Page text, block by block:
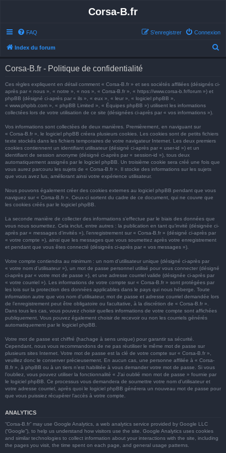
Corsa-B.fr
FAQ Connexion
S’enregistrer
Index du forum
Corsa-B.fr - Politique de confidentialité
Ces règles expliquent en détail comment « Corsa-B.fr » et ses sociétés affiliées (désignés ci-
après par « nous », « notre », « nos », « Corsa-B.fr », « https://www.corsa-b.fr/forum ») et
phpBB (désigné ci-après par « ils », « eux », « leur », « logiciel phpBB »,
« www.phpbb.com », « phpBB Limited », « Équipes phpBB ») utilisent les informations
collectées lors de votre utilisation de ce site (désignées ci-après par « vos informations »).
Vos informations sont collectées de deux manières. Premièrement, en naviguant sur
« Corsa-B.fr », le logiciel phpBB créera plusieurs cookies. Les cookies sont de petits fichiers
texte stockés dans les fichiers temporaires de votre navigateur Internet. Les deux premiers
cookies contiennent un identifiant utilisateur (désigné ci-après par « user-id ») et un
identifiant de session anonyme (désigné ci-après par « session-id »), tous deux
automatiquement assignés par le logiciel phpBB. Un troisième cookie sera créé une fois que
vous aurez parcouru les sujets de « Corsa-B.fr ». Il stocke des informations sur les sujets
que vous avez lus, améliorant ainsi votre expérience utilisateur.
Nous pouvons également créer des cookies externes au logiciel phpBB pendant que vous
naviguez sur « Corsa-B.fr ». Ceux-ci sortent du cadre de ce document, qui ne couvre que
les cookies créés par le logiciel phpBB.
La seconde manière de collecter des informations s’effectue par le biais des données que
vous nous soumettez. Cela inclut, entre autres : la publication en tant qu’invité (désignée ci-
après par « messages d’invités »), l’enregistrement sur « Corsa-B.fr » (désigné ci-après par
« votre compte »), ainsi que les messages que vous soumettez après votre enregistrement
et pendant que vous êtes connecté (désignés ci-après par « vos messages »).
Votre compte contiendra au minimum : un nom d’utilisateur unique (désigné ci-après par
« votre nom d’utilisateur »), un mot de passe personnel utilisé pour vous connecter (désigné
ci-après par « votre mot de passe »), et une adresse courriel valide (désignée ci-après par
« votre courriel »). Les informations de votre compte sur « Corsa-B.fr » sont protégées par
les lois sur la protection des données applicables dans le pays qui nous héberge. Toute
information autre que vos nom d’utilisateur, mot de passe et adresse courriel demandée lors
de l’enregistrement peut être obligatoire ou facultative, à la discrétion de « Corsa-B.fr ».
Dans tous les cas, vous pouvez choisir quelles informations de votre compte sont affichées
publiquement. Vous pouvez également choisir de recevoir ou non les courriels générés
automatiquement par le logiciel phpBB.
Votre mot de passe est chiffré (hachage à sens unique) pour garantir sa sécurité.
Cependant, nous vous recommandons de ne pas réutiliser le même mot de passe sur
plusieurs sites Internet. Votre mot de passe est la clé de votre compte sur « Corsa-B.fr »,
veuillez donc le conserver précieusement. En aucun cas, une personne affiliée à « Corsa-
B.fr », à phpBB ou à un tiers n’est habilitée à vous demander votre mot de passe. Si vous
l’oubliez, vous pouvez utiliser la fonctionnalité « J’ai oublié mon mot de passe » fournie par
le logiciel phpBB. Ce processus vous demandera de soumettre votre nom d’utilisateur et
votre adresse courriel, après quoi le logiciel phpBB générera un nouveau mot de passe pour
que vous puissiez récupérer l’accès à votre compte.
ANALYTICS
“Corsa-B.fr” may use Google Analytics, a web analytics service provided by Google LLC
(“Google”), to help us understand how visitors use the site. Google Analytics uses cookies
and similar technologies to collect information about your interactions with the site, including
the pages you visit, the time spent on each page, and general usage patterns.